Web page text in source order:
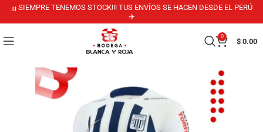
¡¡¡ SIEMPRE TENEMOS STOCK!!! TUS ENVÍOS SE HACEN DESDE EL PERÚ
✈️
0
$ 0.00